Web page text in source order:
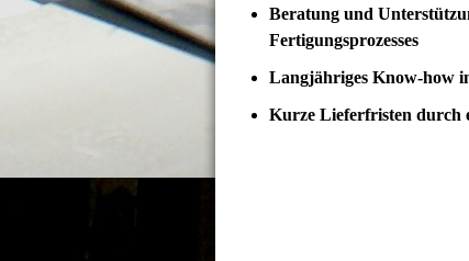
Beratung und
Fertigungsprozesses
Langjähriges Know-how
Kurze Lieferfristen durch